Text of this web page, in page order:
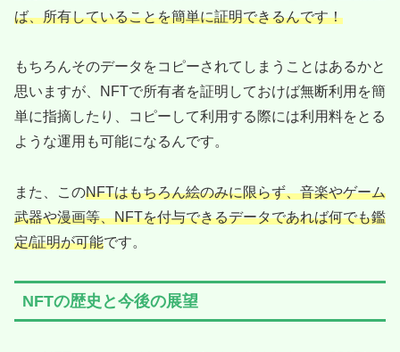
ば、所有していることを簡単に証明できるんです！
もちろんそのデータをコピーされてしまうことはあるかと
思いますが、NFTで所有者を証明しておけば無断利用を簡
単に指摘したり、コピーして利用する際には利用料をとる
ような運用も可能になるんです。
また、このNFTはもちろん絵のみに限らず、音楽やゲーム
武器や漫画等、NFTを付与できるデータであれば何でも鑑
定/証明が可能です。
NFTの歴史と今後の展望